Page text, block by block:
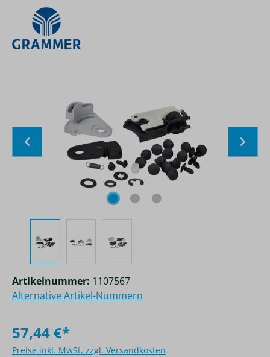
57,44 €*
Preise inkl. MwSt. zzgl. Versandkosten
Artikelnummer: 1107567
Alternative Artikel-Nummern